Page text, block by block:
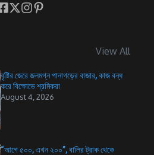
View All
বৃষ্টির জেরে জলমগ্ন পানাগড়ের বাজার, কাজ বন্ধ
করে বিক্ষোভে শ্রমিকরা
August 4, 2026
“আগে ৫০০, এখন ২০০”, বালির ট্রাক থেকে